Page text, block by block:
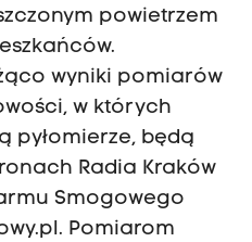
powietrzem
wyniki pomiarów
w których
pyłomierze, będą
Radia Kraków
Smogowego
. Pomiarom